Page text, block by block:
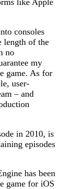
like Apple
consoles
length of the
no
my
game. As for
user-
– and
in 2010, is
episodes
has been
game for iOS